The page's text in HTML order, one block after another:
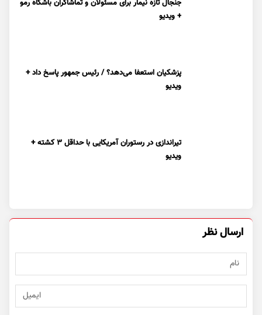
جنجال تازه نیمار برای مسئولان و تماشاگران باشگاه رمو
+ ویدیو
پزشکیان استعفا می‌دهد؟ / رئیس جمهور پاسخ داد +
ویدیو
تیراندازی در رستوران آمریکایی با حداقل ۳ کشته +
ویدیو
ارسال نظر